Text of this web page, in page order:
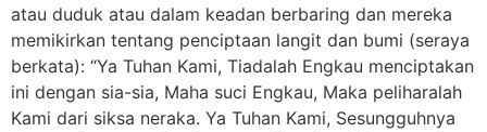
atau duduk atau dalam keadan berbaring dan mereka
memikirkan tentang penciptaan langit dan bumi (seraya
berkata): “Ya Tuhan Kami, Tiadalah Engkau menciptakan
ini dengan sia-sia, Maha suci Engkau, Maka peliharalah
Kami dari siksa neraka. Ya Tuhan Kami, Sesungguhnya